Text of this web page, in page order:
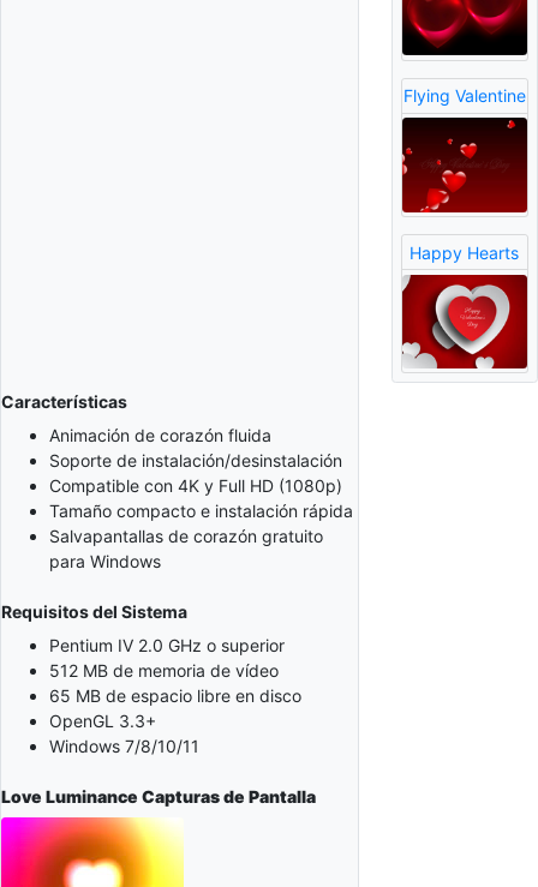
Características
Animación de corazón fluida
Soporte de instalación/desinstalación
Compatible con 4K y Full HD (1080p)
Tamaño compacto e instalación rápida
Salvapantallas de corazón gratuito
para Windows
Requisitos del Sistema
Pentium IV 2.0 GHz o superior
512 MB de memoria de vídeo
65 MB de espacio libre en disco
OpenGL 3.3+
Windows 7/8/10/11
Love Luminance Capturas de Pantalla
Flying Valentine
Happy Hearts